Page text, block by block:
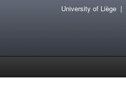
University of Liège|